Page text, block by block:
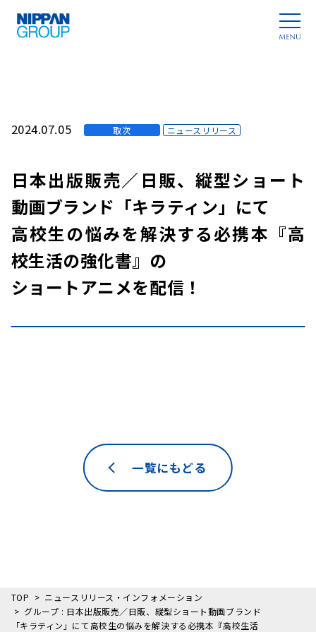
2024.07.05 取次 ニュースリリース
日本出版販売／日販、縦型ショート
動画ブランド「キラティン」にて
高校生の悩みを解決する必携本『高
校生活の強化書』の
ショートアニメを配信！
一覧にもどる
TOP
ニュースリリース・インフォメーション
グループ : 日本出版販売／日販、縦型ショート動画ブランド
「キラティン」にて高校生の悩みを解決する必携本『高校生活